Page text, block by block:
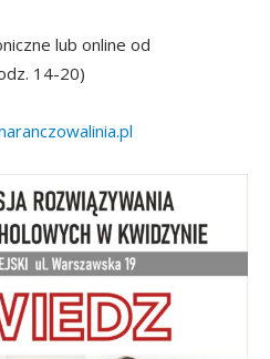
lub online od
14-20)